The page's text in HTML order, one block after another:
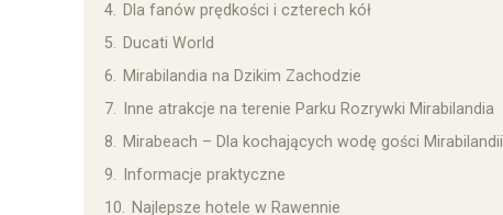
4. Dla fanów prędkości i czterech kół
5. Ducati World
6. Mirabilandia na Dzikim Zachodzie
7.
Inne atrakcje na terenie Parku Rozrywki Mirabilandia
8. Mirabeach – Dla kochających wodę gości Mirabilandii
9.
Informacje praktyczne
10. Najlepsze hotele w Rawennie